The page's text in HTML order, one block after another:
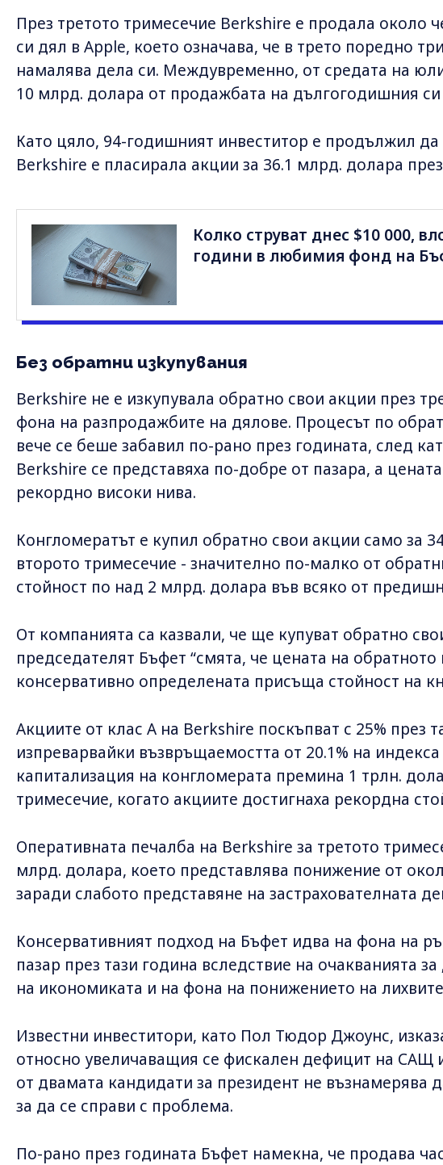
През третото тримесечие Berkshire е продала около
си дял в Apple, което означава, че в трето поредно
намалява дела си. Междувременно, от средата на
10 млрд. долара от продажбата на дългогодишния
Като цяло, 94-годишният инвеститор е продължил да
Berkshire е пласирала акции за 36.1 млрд. долара
Колко струват днес $10 000,
години в любимия фонд на
Без обратни изкупувания
Berkshire не е изкупувала обратно свои акции през
фона на разпродажбите на дялове. Процесът по
вече се беше забавил по-рано през годината, след
Berkshire се представяха по-добре от пазара, а
рекордно високи нива.
Конгломератът е купил обратно свои акции само за
второто тримесечие - значително по-малко от
стойност по над 2 млрд. долара във всяко от
От компанията са казвали, че ще купуват обратно
председателят Бъфет “смята, че цената на обратното
консервативно определената присъща стойност на
Акциите от клас А на Berkshire поскъпват с 25% през
изпреварвайки възвръщаемостта от 20.1% на индекса
капитализация на конгломерата премина 1 трлн.
тримесечие, когато акциите достигнаха рекордна
Оперативната печалба на Berkshire за третото
млрд. долара, което представлява понижение от
заради слабото представяне на застрахователната
Консервативният подход на Бъфет идва на фона на
пазар през тази година вследствие на очакванията
на икономиката и на фона на понижението на
Известни инвеститори, като Пол Тюдор Джоунс,
относно увеличаващия се фискален дефицит на САЩ
от двамата кандидати за президент не възнамерява
за да се справи с проблема.
По-рано през годината Бъфет намекна, че продава